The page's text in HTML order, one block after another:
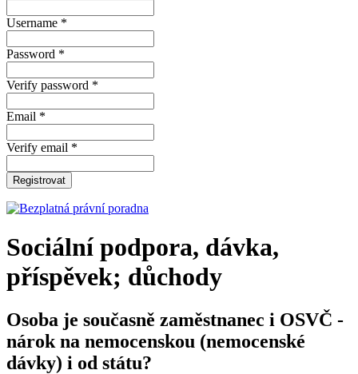
Username *
Password *
Verify password *
Email *
Verify email *
Registrovat
Sociální podpora, dávka,
příspěvek; důchody
Osoba je současně zaměstnanec i OSVČ -
nárok na nemocenskou (nemocenské
dávky) i od státu?